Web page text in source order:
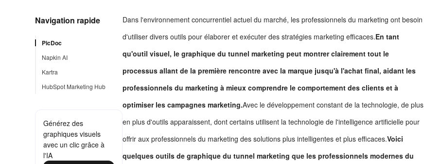
Navigation rapide
PicDoc
Napkin AI
Kartra
HubSpot Marketing Hub
Générez des
graphiques visuels
avec un clic grâce à
l'IA
Dans l'environnement concurrentiel actuel du marché, les professionnels du marketing ont besoin
d'utiliser divers outils pour élaborer et exécuter des stratégies marketing efficaces.En tant
qu'outil visuel, le graphique du tunnel marketing peut montrer clairement tout le
processus allant de la première rencontre avec la marque jusqu'à l'achat final, aidant les
professionnels du marketing à mieux comprendre le comportement des clients et à
optimiser les campagnes marketing.Avec le développement constant de la technologie, de plus
en plus d'outils apparaissent, dont certains utilisent la technologie de l'intelligence artificielle pour
offrir aux professionnels du marketing des solutions plus intelligentes et plus efficaces.Voici
quelques outils de graphique du tunnel marketing que les professionnels modernes du